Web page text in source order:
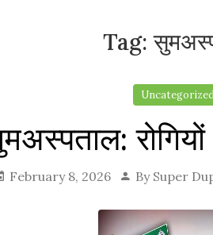
Tag:
February 8, 2026 By Super